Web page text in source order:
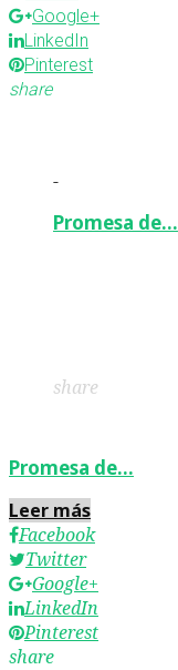
Google+
LinkedIn
Pinterest
share
-
Promesa de…
share
Promesa de…
Leer más
Facebook
Twitter
Google+
LinkedIn
Pinterest
share